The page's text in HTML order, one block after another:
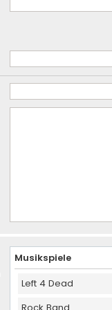
Musikspiele
Left 4 Dead